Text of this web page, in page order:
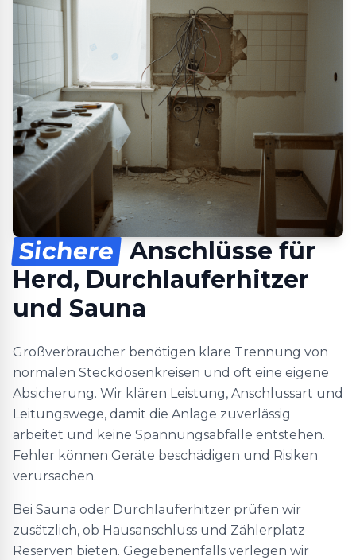
Sichere Anschlüsse für
Herd, Durchlauferhitzer
und Sauna
Großverbraucher benötigen klare Trennung von
normalen Steckdosenkreisen und oft eine eigene
Absicherung. Wir klären Leistung, Anschlussart und
Leitungswege, damit die Anlage zuverlässig
arbeitet und keine Spannungsabfälle entstehen.
Fehler können Geräte beschädigen und Risiken
verursachen.
Bei Sauna oder Durchlauferhitzer prüfen wir
zusätzlich, ob Hausanschluss und Zählerplatz
Reserven bieten. Gegebenenfalls verlegen wir